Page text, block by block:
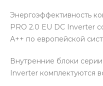
Энергоэффективность
PRO 2.0 EU DC Inverter
А++ по европейской
Внутренние блоки
Inverter комплектуются